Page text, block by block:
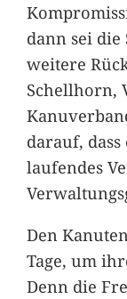
dann sei
weitere
Schellhorn,
darauf,
laufendes
Den
Tage, um
Denn die